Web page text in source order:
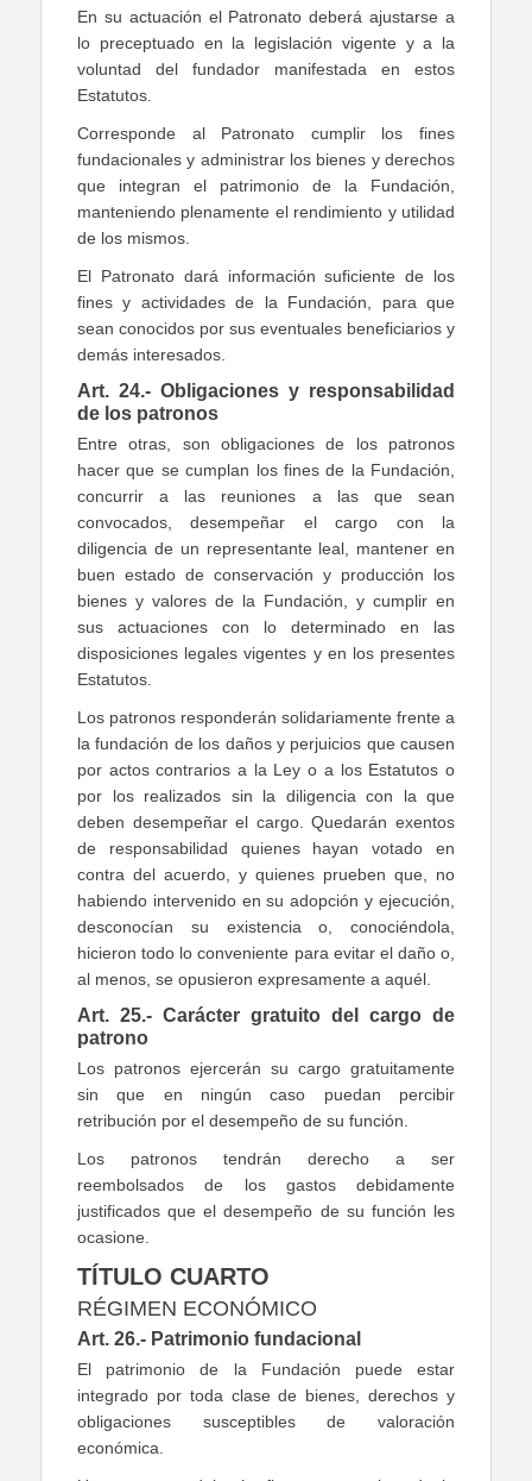
En su actuación el Patronato deberá ajustarse a
lo preceptuado en la legislación vigente y a la
voluntad del fundador manifestada en estos
Estatutos.
Corresponde al Patronato cumplir los fines
fundacionales y administrar los bienes y derechos
que integran el patrimonio de la Fundación,
manteniendo plenamente el rendimiento y utilidad
de los mismos.
El Patronato dará información suficiente de los
fines y actividades de la Fundación, para que
sean conocidos por sus eventuales beneficiarios y
demás interesados.
Art. 24.- Obligaciones y responsabilidad
de los patronos
Entre otras, son obligaciones de los patronos
hacer que se cumplan los fines de la Fundación,
concurrir a las reuniones a las que sean
convocados, desempeñar el cargo con la
diligencia de un representante leal, mantener en
buen estado de conservación y producción los
bienes y valores de la Fundación, y cumplir en
sus actuaciones con lo determinado en las
disposiciones legales vigentes y en los presentes
Estatutos.
Los patronos responderán solidariamente frente a
la fundación de los daños y perjuicios que causen
por actos contrarios a la Ley o a los Estatutos o
por los realizados sin la diligencia con la que
deben desempeñar el cargo. Quedarán exentos
de responsabilidad quienes hayan votado en
contra del acuerdo, y quienes prueben que, no
habiendo intervenido en su adopción y ejecución,
desconocían su existencia o, conociéndola,
hicieron todo lo conveniente para evitar el daño o,
al menos, se opusieron expresamente a aquél.
Art. 25.- Carácter gratuito del cargo de
patrono
Los patronos ejercerán su cargo gratuitamente
sin que en ningún caso puedan percibir
retribución por el desempeño de su función.
Los patronos tendrán derecho a ser
reembolsados de los gastos debidamente
justificados que el desempeño de su función les
ocasione.
TÍTULO CUARTO
RÉGIMEN ECONÓMICO
Art. 26.- Patrimonio fundacional
El patrimonio de la Fundación puede estar
integrado por toda clase de bienes, derechos y
obligaciones susceptibles de valoración
económica.